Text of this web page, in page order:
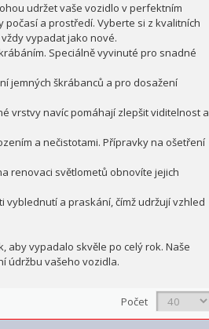
udržet vaše vozidlo v perfektním
a prostředí. Vyberte si z kvalitních
vypadat jako nové.
Speciálně vyvinuté pro snadné
jemných škrábanců a pro dosažení
vrstvy navíc pomáhají zlepšit viditelnost a
a nečistotami. Přípravky na ošetření
renovaci světlometů obnovíte jejich
a praskání, čímž udržují vzhled
vypadalo skvěle po celý rok. Naše
údržbu vašeho vozidla.
Počet